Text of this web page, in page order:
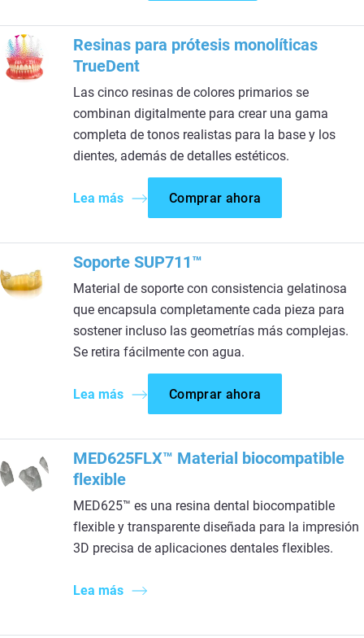
Resinas para prótesis monolíticas
TrueDent
Las cinco resinas de colores primarios se
combinan digitalmente para crear una gama
completa de tonos realistas para la base y los
dientes, además de detalles estéticos.
Lea más Comprar ahora
Soporte SUP711™
Material de soporte con consistencia gelatinosa
que encapsula completamente cada pieza para
sostener incluso las geometrías más complejas.
Se retira fácilmente con agua.​
Lea más Comprar ahora
MED625FLX™ Material biocompatible
flexible
MED625™ es una resina dental biocompatible
flexible y transparente diseñada para la impresión
3D precisa de aplicaciones dentales flexibles.
Lea más